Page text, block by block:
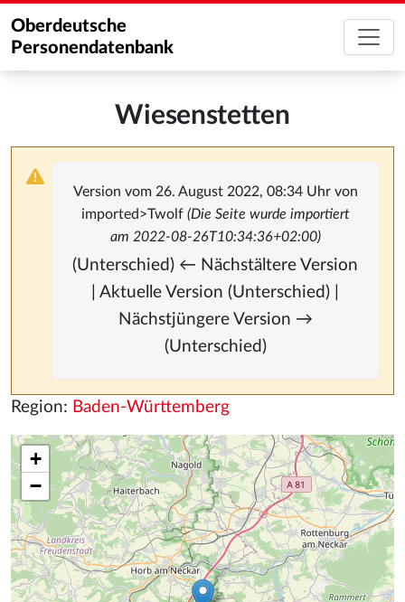
Oberdeutsche
Personendatenbank
Wiesenstetten
Version vom 26. August 2022, 08:34 Uhr von
imported>Twolf (Die Seite wurde importiert
am 2022-08-26T10:34:36+02:00)
(Unterschied) ← Nächstältere Version
| Aktuelle Version (Unterschied) |
Nächstjüngere Version →
(Unterschied)
Region: Baden-Württemberg
+
−